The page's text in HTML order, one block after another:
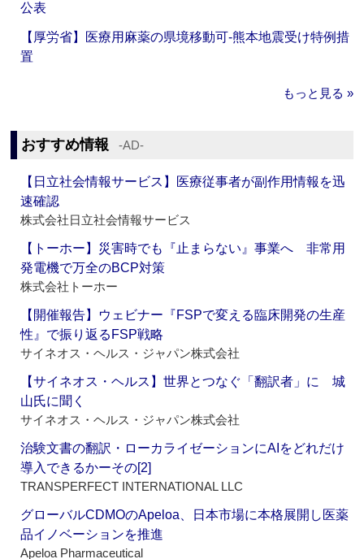
公表
【厚労省】医療用麻薬の県境移動可‐熊本地震受け特例措
置
もっと見る »
おすすめ情報 ‐AD‐
【日立社会情報サービス】医療従事者が副作用情報を迅
速確認
株式会社日立社会情報サービス
【トーホー】災害時でも『止まらない』事業へ 非常用
発電機で万全のBCP対策
株式会社トーホー
【開催報告】ウェビナー『FSPで変える臨床開発の生産
性』で振り返るFSP戦略
サイネオス・ヘルス・ジャパン株式会社
【サイネオス・ヘルス】世界とつなぐ「翻訳者」に 城
山氏に聞く
サイネオス・ヘルス・ジャパン株式会社
治験文書の翻訳・ローカライゼーションにAIをどれだけ
導入できるかーその[2]
TRANSPERFECT INTERNATIONAL LLC
グローバルCDMOのApeloa、日本市場に本格展開し医薬
品イノベーションを推進
Apeloa Pharmaceutical